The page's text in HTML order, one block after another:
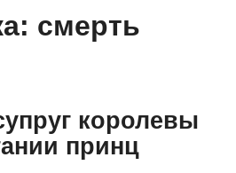
смерть
королевы
принц